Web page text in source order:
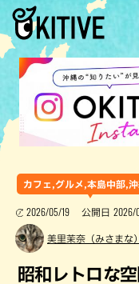
カフェ,グルメ,本島中部,
2026/05/19 公開日 2026/
美里茉奈（みさまな）
昭和レトロな